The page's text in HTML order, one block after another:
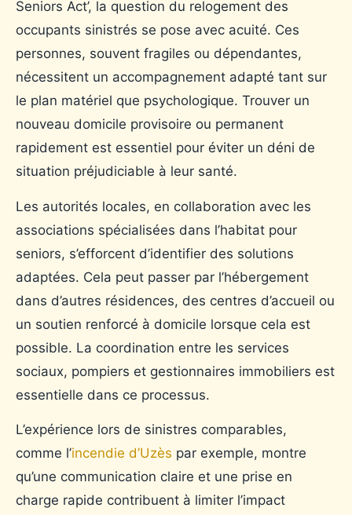
Seniors Act’, la question du relogement des
occupants sinistrés se pose avec acuité. Ces
personnes, souvent fragiles ou dépendantes,
nécessitent un accompagnement adapté tant sur
le plan matériel que psychologique. Trouver un
nouveau domicile provisoire ou permanent
rapidement est essentiel pour éviter un déni de
situation préjudiciable à leur santé.
Les autorités locales, en collaboration avec les
associations spécialisées dans l’habitat pour
seniors, s’efforcent d’identifier des solutions
adaptées. Cela peut passer par l’hébergement
dans d’autres résidences, des centres d’accueil ou
un soutien renforcé à domicile lorsque cela est
possible. La coordination entre les services
sociaux, pompiers et gestionnaires immobiliers est
essentielle dans ce processus.
L’expérience lors de sinistres comparables,
comme l’incendie d’Uzès par exemple, montre
qu’une communication claire et une prise en
charge rapide contribuent à limiter l’impact